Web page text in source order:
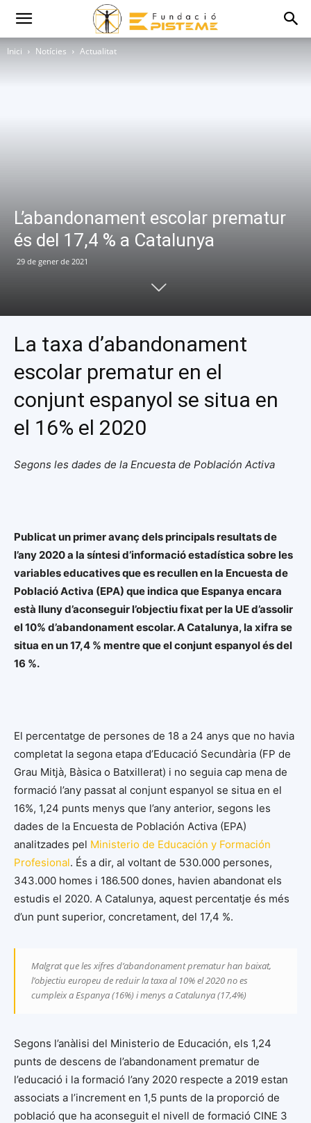
Inici Notícies Actualitat
L’abandonament escolar prematur
és del 17,4 % a Catalunya
29 de gener de 2021
La taxa d’abandonament
escolar prematur en el
conjunt espanyol se situa en
el 16% el 2020
Segons les dades de la Encuesta de Población Activa
Publicat un primer avanç dels principals resultats de
l’any 2020 a la síntesi d’informacióestadística sobre les
variables educatives que es recullen en la Encuesta de
PoblacióActiva (EPA) que indica que Espanya encara
està lluny d’aconseguir l’objectiu fixat per la UE d’assolir
el 10% d’abandonament escolar. A Catalunya, la xifra se
situa en un 17,4 % mentre que el conjunt espanyol és del
16 %.
El percentatge de persones de 18 a 24 anys que no havia
completat la segona etapa d’Educació Secundària (FP de
Grau Mitjà, Bàsica o Batxillerat) i no seguia cap mena de
formació l’any passat al conjunt espanyol se situa en el
16%, 1,24 punts menys que l’any anterior, segons les
dades de la Encuesta de Población Activa (EPA)
analitzades pel Ministerio de Educación y Formación
Profesional. És a dir, al voltant de 530.000 persones,
343.000 homes i 186.500 dones, havien abandonat els
estudis el 2020. A Catalunya, aquest percentatje és més
d’un punt superior, concretament, del 17,4 %.
Malgrat que les xifres d’abandonament prematur han baixat,
l’objectiu europeu de reduir la taxa al 10% el 2020 no es
cumpleix a Espanya (16%) i menys a Catalunya (17,4%)
Segons l’anàlisi del Ministerio de Educación, els 1,24
punts de descens de l’abandonament prematur de
l’educació i la formació l’any 2020 respecte a 2019 estan
associats a l’increment en 1,5 punts de la proporció de
població que ha aconseguit el nivell de formació CINE 3